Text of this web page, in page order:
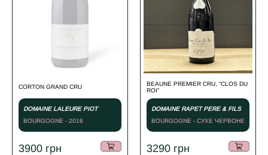
CORTON GRAND CRU
DOMAINE LALEURE PIOT
BOURGOGNE - 2016
3900 грн
BEAUNE PREMIER CRU, “CLOS DU
ROI”
DOMAINE RAPET PERE & FILS
BOURGOGNE - СУХЕ ЧЕРВОНЕ
- 2023
3290 грн